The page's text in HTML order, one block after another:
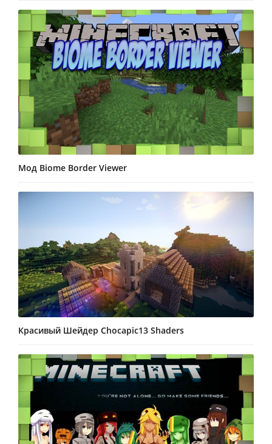
Мод Biome Border Viewer
Красивый Шейдер Chocapic13 Shaders